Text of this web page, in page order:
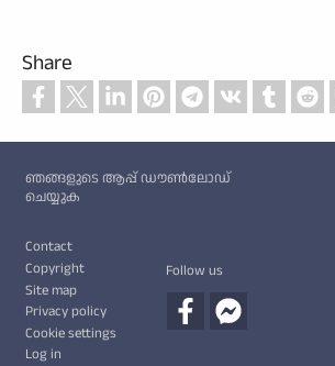
Share
ഞങ്ങളുടെ ആപ്പ് ഡൗൺലോഡ്
ചെയ്യുക
Footer
Contact
Copyright
Site map
Privacy policy
Cookie settings
Log in
Follow us